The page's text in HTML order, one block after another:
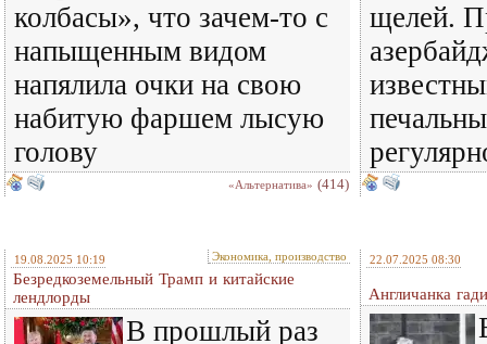
колбасы», что зачем-то с
напыщенным видом
напялила очки на свою
набитую фаршем лысую
голову
«Альтернатива» (414)
щелей.
19.08.2025 10:19 Экономика, производство
Безредкоземельный Трамп и китайские
лендлорды
В прошлый раз
22.07.2025 08:30
Англичанка